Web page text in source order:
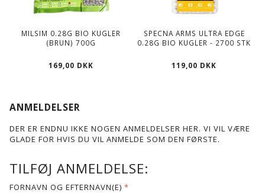
MILSIM 0.28G BIO KUGLER
(BRUN) 700G
169,00 DKK
SPECNA ARMS ULTRA EDGE
0.28G BIO KUGLER - 2700 STK
119,00 DKK
ANMELDELSER
DER ER ENDNU IKKE NOGEN ANMELDELSER HER. VI VIL VÆRE
GLADE FOR HVIS DU VIL ANMELDE SOM DEN FØRSTE.
TILFØJ ANMELDELSE:
FORNAVN OG EFTERNAVN(E)